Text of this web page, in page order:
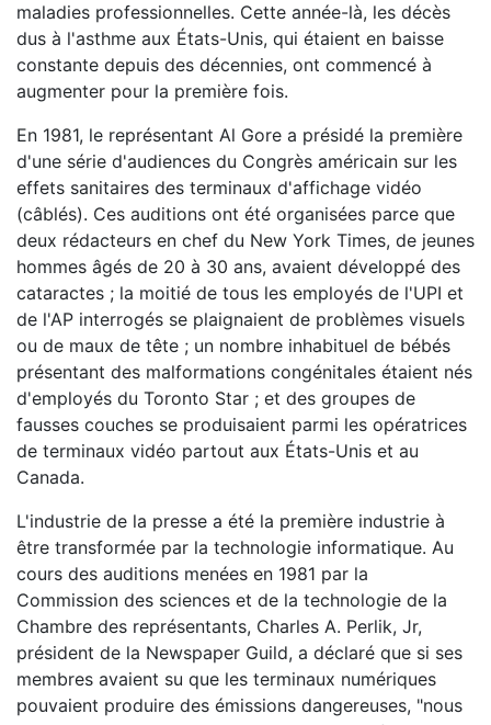
maladies professionnelles. Cette année-là, les décès
dus à l'asthme aux États-Unis, qui étaient en baisse
constante depuis des décennies, ont commencé à
augmenter pour la première fois.
En 1981, le représentant Al Gore a présidé la première
d'une série d'audiences du Congrès américain sur les
effets sanitaires des terminaux d'affichage vidéo
(câblés). Ces auditions ont été organisées parce que
deux rédacteurs en chef du New York Times, de jeunes
hommes âgés de 20 à 30 ans, avaient développé des
cataractes ; la moitié de tous les employés de l'UPI et
de l'AP interrogés se plaignaient de problèmes visuels
ou de maux de tête ; un nombre inhabituel de bébés
présentant des malformations congénitales étaient nés
d'employés du Toronto Star ; et des groupes de
fausses couches se produisaient parmi les opératrices
de terminaux vidéo partout aux États-Unis et au
Canada.
L'industrie de la presse a été la première industrie à
être transformée par la technologie informatique. Au
cours des auditions menées en 1981 par la
Commission des sciences et de la technologie de la
Chambre des représentants, Charles A. Perlik, Jr,
président de la Newspaper Guild, a déclaré que si ses
membres avaient su que les terminaux numériques
pouvaient produire des émissions dangereuses, "nous